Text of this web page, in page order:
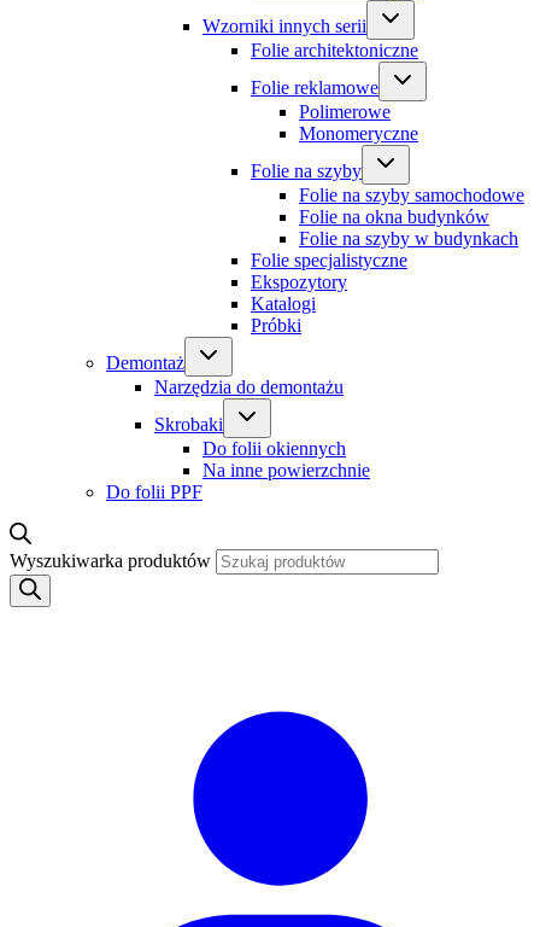
Wzorniki innych serii
Folie architektoniczne
Folie reklamowe
Polimerowe
Monomeryczne
Folie na szyby
Folie na szyby samochodowe
Folie na okna budynków
Folie na szyby w budynkach
Folie specjalistyczne
Ekspozytory
Katalogi
Próbki
Demontaż
Narzędzia do demontażu
Skrobaki
Do folii okiennych
Na inne powierzchnie
Do folii PPF
Wyszukiwarka produktów